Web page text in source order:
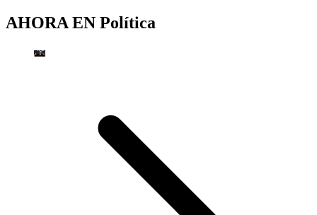
AHORA EN Política